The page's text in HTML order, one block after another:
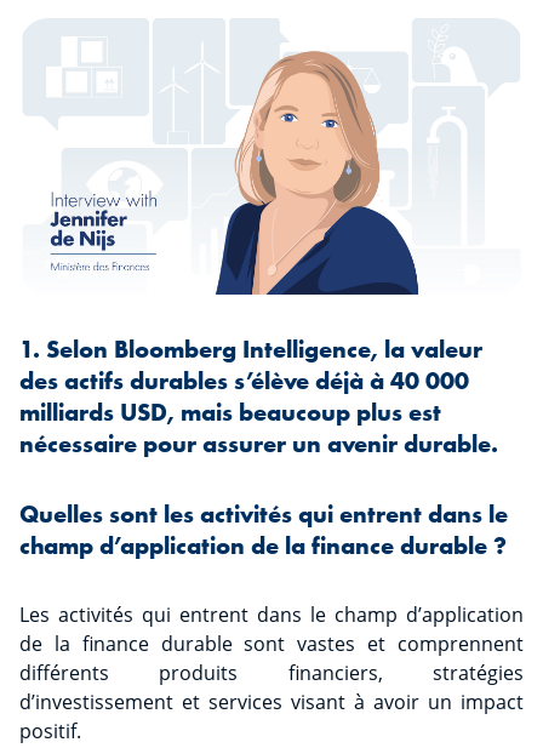
1. Selon Bloomberg Intelligence, la valeur
des actifs durables s’élève déjà à 40 000
milliards USD, mais beaucoup plus est
nécessaire pour assurer un avenir durable.
Quelles sont les activités qui entrent dans le
champ d’application de la finance durable ?
Les activités qui entrent dans le champ d’application
de la finance durable sont vastes et comprennent
différents produits financiers, stratégies
d’investissement et services visant à avoir un impact
positif.